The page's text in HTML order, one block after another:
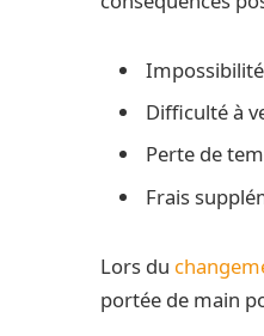
Difficulté à
Perte de
Frais
Lors du
portée de main